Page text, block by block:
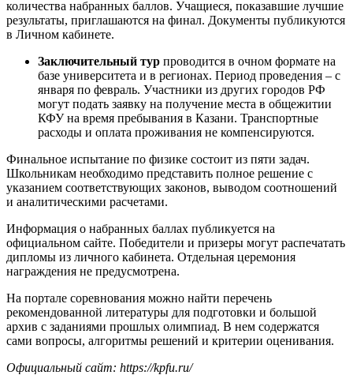
количества набранных баллов. Учащиеся, показавшие лучшие
результаты, приглашаются на финал. Документы публикуются
в Личном кабинете.
Заключительный тур проводится в очном формате на
базе университета и в регионах. Период проведения – с
января по февраль. Участники из других городов РФ
могут подать заявку на получение места в общежитии
КФУ на время пребывания в Казани. Транспортные
расходы и оплата проживания не компенсируются.
Финальное испытание по физике состоит из пяти задач.
Школьникам необходимо представить полное решение с
указанием соответствующих законов, выводом соотношений
и аналитическими расчетами.
Информация о набранных баллах публикуется на
официальном сайте. Победители и призеры могут распечатать
дипломы из личного кабинета. Отдельная церемония
награждения не предусмотрена.
На портале соревнования можно найти перечень
рекомендованной литературы для подготовки и большой
архив с заданиями прошлых олимпиад. В нем содержатся
сами вопросы, алгоритмы решений и критерии оценивания.
Официальный сайт: https://kpfu.ru/